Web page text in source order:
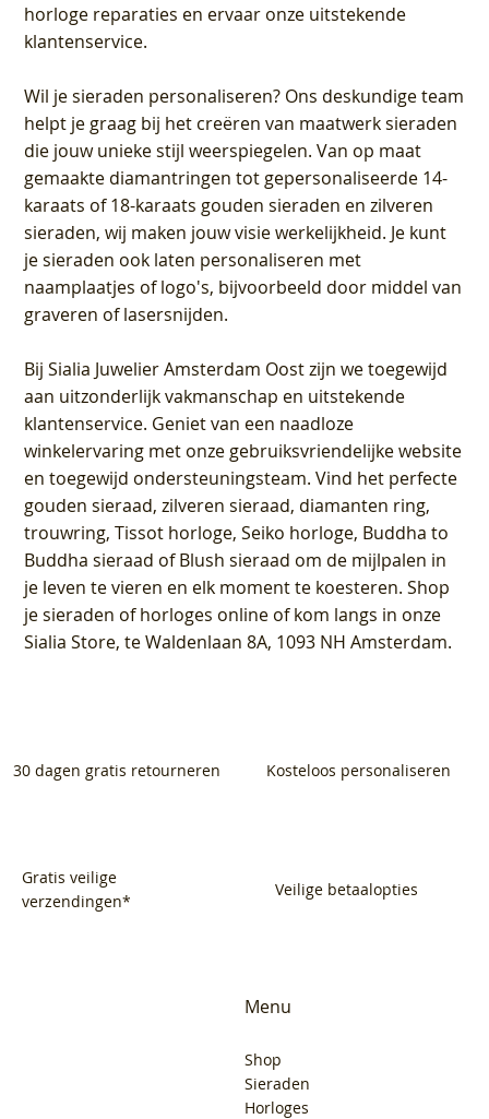
horloge reparaties en ervaar onze uitstekende
klantenservice.
Wil je sieraden personaliseren? Ons deskundige team
helpt je graag bij het creëren van maatwerk sieraden
die jouw unieke stijl weerspiegelen. Van op maat
gemaakte diamantringen tot gepersonaliseerde 14-
karaats of 18-karaats gouden sieraden en zilveren
sieraden, wij maken jouw visie werkelijkheid. Je kunt
je sieraden ook laten personaliseren met
naamplaatjes of logo's, bijvoorbeeld door middel van
graveren of lasersnijden.
BijSialia Juwelier Amsterdam Oostzijn we toegewijd
aan uitzonderlijk vakmanschap en uitstekende
klantenservice. Geniet van een naadloze
winkelervaring met onze gebruiksvriendelijke website
en toegewijd ondersteuningsteam. Vind het perfecte
gouden sieraad, zilveren sieraad, diamanten ring,
trouwring, Tissot horloge, Seiko horloge, Buddha to
Buddha sieraad of Blush sieraad om de mijlpalen in
je leven te vieren en elk moment te koesteren. Shop
je sieraden of horloges online of kom langs in onze
Sialia Store, te Waldenlaan 8A, 1093 NH Amsterdam.
30 dagen gratis retourneren Kosteloos personaliseren
Gratis veilige
verzendingen*
Veilige betaalopties
Menu
Shop
Sieraden
Horloges